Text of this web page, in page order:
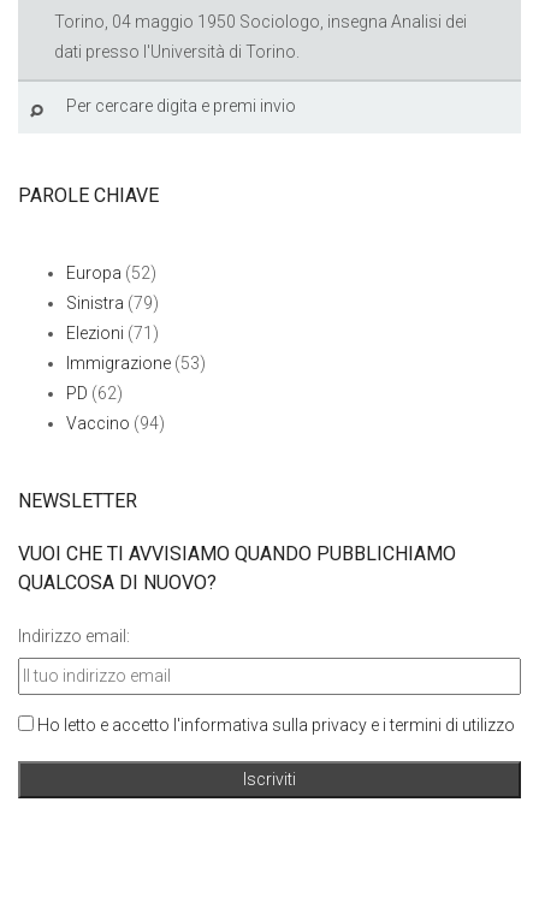
Torino, 04 maggio 1950 Sociologo, insegna Analisi dei
dati presso l'Università di Torino.
PAROLE CHIAVE
Europa (52)
Sinistra (79)
Elezioni (71)
Immigrazione (53)
PD (62)
Vaccino (94)
NEWSLETTER
VUOI CHE TI AVVISIAMO QUANDO PUBBLICHIAMO
QUALCOSA DI NUOVO?
Indirizzo email:
Ho letto e accetto l'informativa sulla privacy e i termini di utilizzo